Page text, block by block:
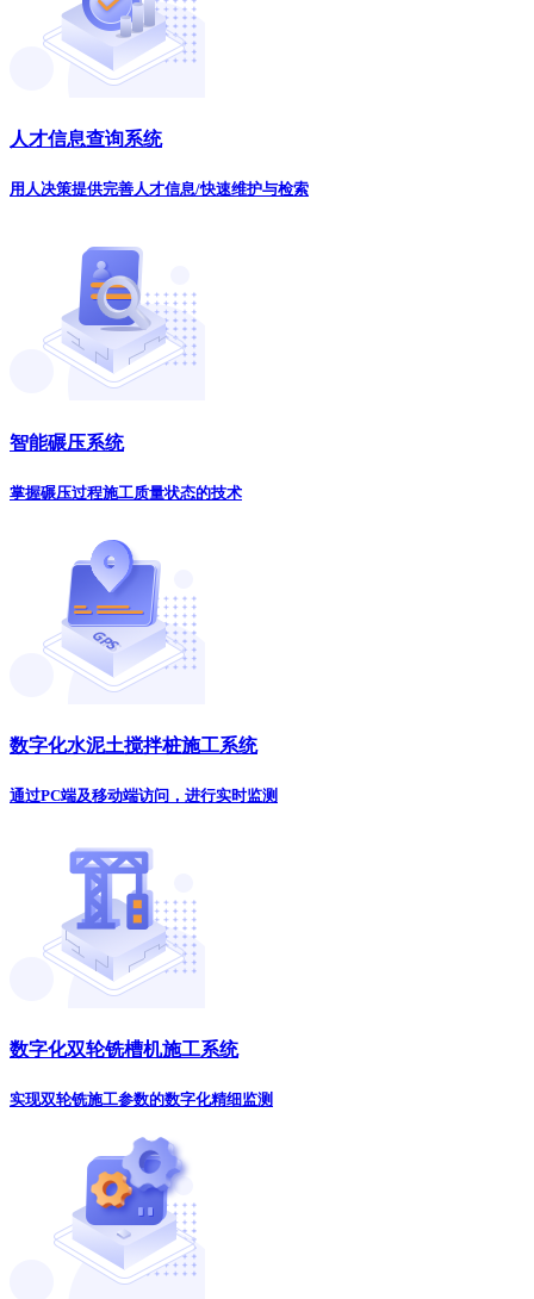
人才信息查询系统
用人决策提供完善人才信息/快速维护与检索
智能碾压系统
掌握碾压过程施工质量状态的技术
数字化水泥土搅拌桩施工系统
通过PC端及移动端访问，进行实时监测
数字化双轮铣槽机施工系统
实现双轮铣施工参数的数字化精细监测